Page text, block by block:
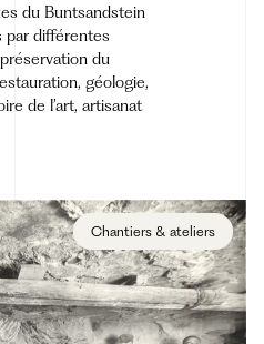
du Buntsandstein
par différentes
du
géologie,
de l’art, artisanat
Chantiers & ateliers